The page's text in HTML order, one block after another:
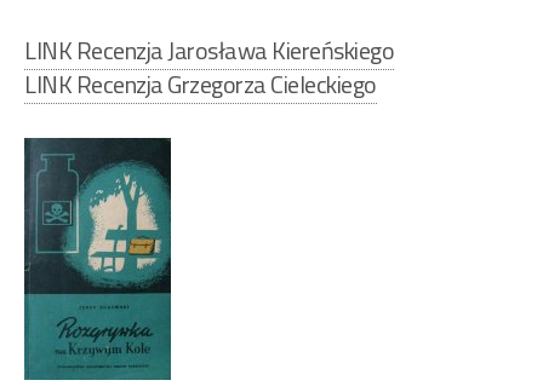
LINK Recenzja Jarosława Kiereńskiego
LINK Recenzja Grzegorza Cieleckiego